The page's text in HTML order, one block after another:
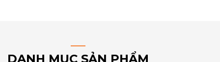
DANH MỤC SẢN PHẨM